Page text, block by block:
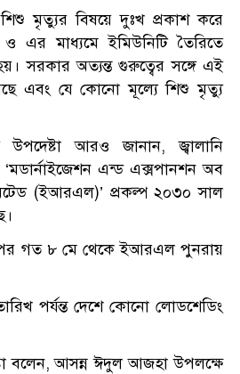
শিশু মৃত্যুর বিষয়ে দুঃখ প্রকাশ করে
এর মাধ্যমে ইমিউনিটি তৈরিতে
সরকার অত্যন্ত গুরুত্বের সঙ্গে এই
এবং যে কোনো মূল্যে শিশু মৃত্যু
উপদেষ্টা আরও জানান, জ্বালানি
‘মডার্নাইজেশন এন্ড এক্সপানশন অব
(ইআরএল)’ প্রকল্প ২০৩০ সাল
পর গত ৮ মে থেকে ইআরএল পুনরায়
পর্যন্ত দেশে কোনো লোডশেডিং
বলেন, আসন্ন ঈদুল আজহা উপলক্ষে